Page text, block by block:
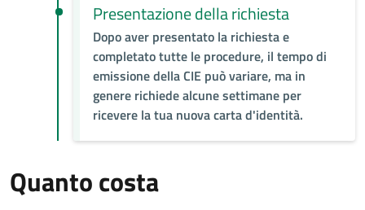
Presentazione della richiesta
Dopo aver presentato la richiesta e
completato tutte le procedure, il tempo di
emissione della CIE può variare, ma in
genere richiede alcune settimane per
ricevere la tua nuova carta d'identità.
Quanto costa